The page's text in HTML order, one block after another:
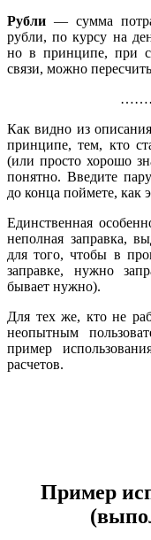
Рубли — сумма
рубли, по курсу на
но в принципе, при
связи, можно
Как видно из
принципе, тем, кто
(или просто хорошо
понятно. Введите
до конца поймете, как
Единственная
неполная заправка,
для того, чтобы в
заправке, нужно
бывает нужно).
Для тех же, кто не
неопытным
пример
расчетов.
Пример